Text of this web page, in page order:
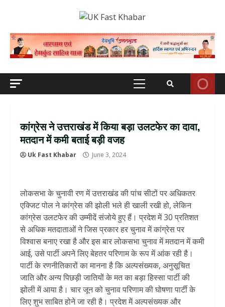
Primary
कांग्रेस ने उत्तराखंड में किया बड़ा उलटफेर का दावा,
मतदान में कमी बताई बड़ी वजह
Uk Fast Khabar June 3, 2024
लोकसभा के चुनावी रण में उत्तराखंड की पांच सीटों पर अधिकतर
एक्जिट पोल ने कांग्रेस की झोली भले ही खाली रखी हो, लेकिन
कांग्रेस उलटफेर की उम्मीदें संजोये हुए हैं। प्रदेश में 30 प्रतिशत
से अधिक मतदाताओं ने जिस प्रकार हर चुनाव में कांग्रेस पर
विश्वास बनाए रखा है और इस बार लोकसभा चुनाव में मतदान में कमी
आई, उसे पार्टी अपने लिए बेहतर परिणाम के रूप में आंक रही है।
पार्टी के रणनीतिकारों का मानना है कि अल्पसंख्यक, अनुसूचित
जाति और अन्य पिछड़ी जातियों के मत का बड़ा हिस्सा पार्टी की
झोली में आया है। चार जून को चुनाव परिणाम की घोषणा पार्टी के
लिए शुभ साबित होने जा रही है। प्रदेश में अल्पसंख्यक और